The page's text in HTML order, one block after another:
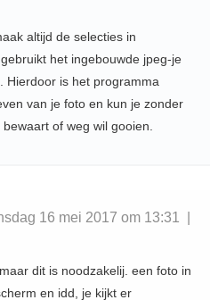
altijd de selecties in
het ingebouwde jpeg-je
Hierdoor is het programma
van je foto en kun je zonder
of weg wil gooien.
16 mei 2017 om 13:31 |
dit is noodzakelij. een foto in
en idd, je kijkt er